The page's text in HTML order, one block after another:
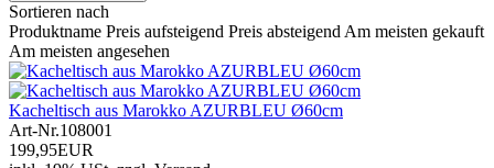
Sortieren nach
Produktname Preis aufsteigend Preis absteigend Am meisten gekauft
Am meisten angesehen
Kacheltisch aus Marokko AZURBLEU Ø60cm
Art-Nr.108001
199,95EUR